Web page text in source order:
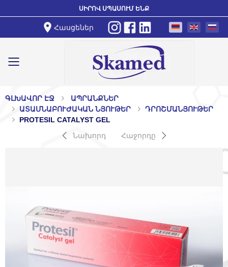
ՍԻՐՈՎ ՍՊԱՍՈՒՄ ԵՆՔ
Հասցեներ
Toggle mobile menu
ԳԼԽԱՎՈՐ ԷՋ
ԱՊՐԱՆՔՆԵՐ
ԱՏԱՄՆԱԲՈՒԺԱԿԱՆ ՆՅՈՒԹԵՐ
ԴՐՈՇՄԱՆՅՈՒԹԵՐ
PROTESIL CATALYST GEL
Նախորդ
Հաջորդը